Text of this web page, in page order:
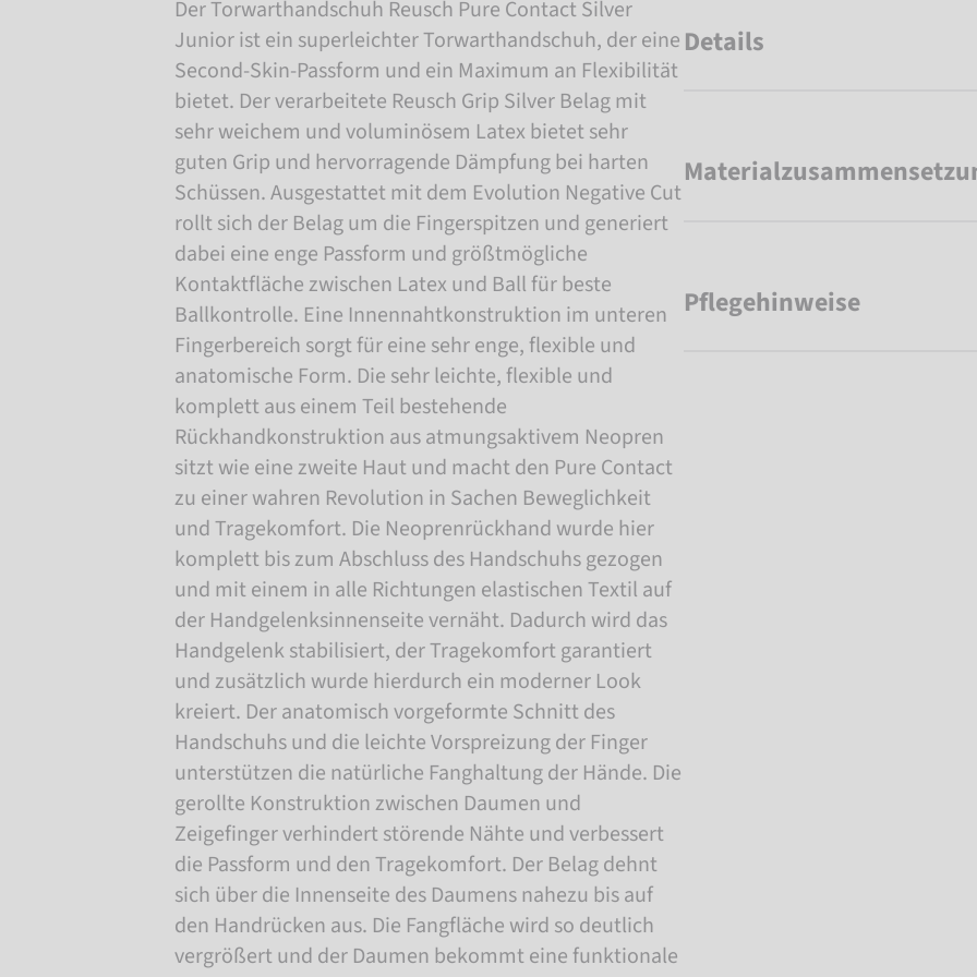
Der Torwarthandschuh Reusch Pure Contact Silver
Junior ist ein superleichter Torwarthandschuh, der eine
Second-Skin-Passform und ein Maximum an Flexibilität
bietet. Der verarbeitete Reusch Grip Silver Belag mit
sehr weichem und voluminösem Latex bietet sehr
guten Grip und hervorragende Dämpfung bei harten
Schüssen. Ausgestattet mit dem Evolution Negative Cut
rollt sich der Belag um die Fingerspitzen und generiert
dabei eine enge Passform und größtmögliche
Kontaktfläche zwischen Latex und Ball für beste
Ballkontrolle. Eine Innennahtkonstruktion im unteren
Fingerbereich sorgt für eine sehr enge, flexible und
anatomische Form. Die sehr leichte, flexible und
komplett aus einem Teil bestehende
Rückhandkonstruktion aus atmungsaktivem Neopren
sitzt wie eine zweite Haut und macht den Pure Contact
zu einer wahren Revolution in Sachen Beweglichkeit
und Tragekomfort. Die Neoprenrückhand wurde hier
komplett bis zum Abschluss des Handschuhs gezogen
und mit einem in alle Richtungen elastischen Textil auf
der Handgelenksinnenseite vernäht. Dadurch wird das
Handgelenk stabilisiert, der Tragekomfort garantiert
und zusätzlich wurde hierdurch ein moderner Look
kreiert. Der anatomisch vorgeformte Schnitt des
Handschuhs und die leichte Vorspreizung der Finger
unterstützen die natürliche Fanghaltung der Hände. Die
gerollte Konstruktion zwischen Daumen und
Zeigefinger verhindert störende Nähte und verbessert
die Passform und den Tragekomfort. Der Belag dehnt
sich über die Innenseite des Daumens nahezu bis auf
den Handrücken aus. Die Fangfläche wird so deutlich
vergrößert und der Daumen bekommt eine funktionale
Details
Pflegehinweise